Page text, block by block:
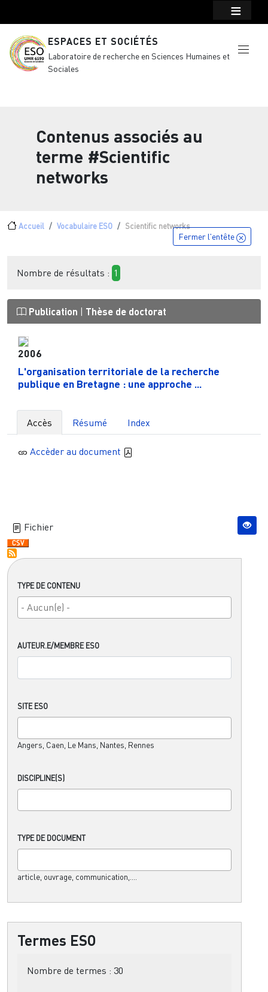
ESPACES ET SOCIÉTÉS
Laboratoire de recherche en Sciences Humaines et
Sociales
Contenus associés au
terme #Scientific
networks
Fil d'Ariane
Accueil Vocabulaire ESO Scientific networks
TYPE DE CONTENU
AUTEUR.E/MEMBRE ESO
SITE ESO
Angers, Caen, Le Mans, Nantes, Rennes
DISCIPLINE(S)
TYPE DE DOCUMENT
article, ouvrage, communication,....
Termes ESO
Nombre de termes : 30
Fermer l'entête
Nombre de résultats : 1
Publication Thèse de doctorat
2006
L'organisation territoriale de la recherche
publique en Bretagne : une approche ...
Accès Résumé Index
Accèder au document
Fichier